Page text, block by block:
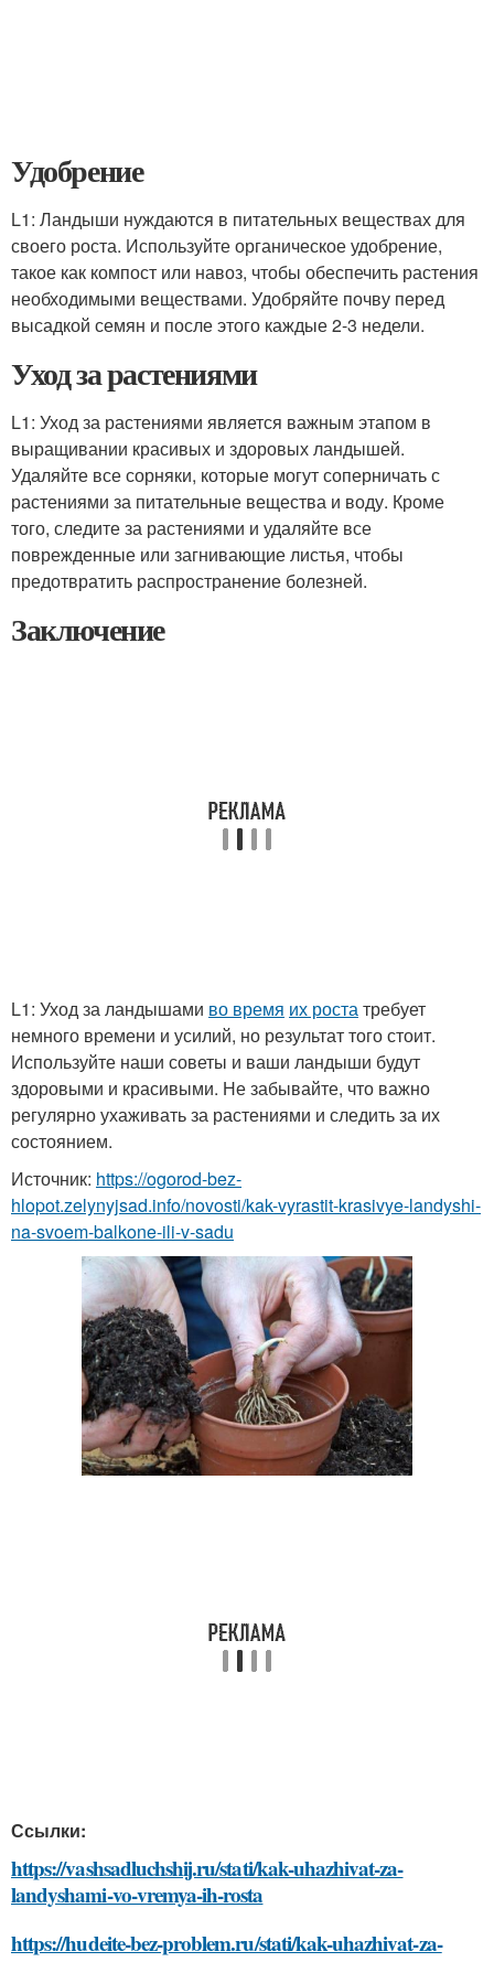
Удобрение
L1: Ландыши нуждаются в питательных веществах для
своего роста. Используйте органическое удобрение,
такое как компост или навоз, чтобы обеспечить растения
необходимыми веществами. Удобряйте почву перед
высадкой семян и после этого каждые 2-3 недели.
Уход за растениями
L1: Уход за растениями является важным этапом в
выращивании красивых и здоровых ландышей.
Удаляйте все сорняки, которые могут соперничать с
растениями за питательные вещества и воду. Кроме
того, следите за растениями и удаляйте все
поврежденные или загнивающие листья, чтобы
предотвратить распространение болезней.
Заключение
L1: Уход за ландышами во время их ростатребует
немного времени и усилий, но результат того стоит.
Используйте наши советы и ваши ландыши будут
здоровыми и красивыми. Не забывайте, что важно
регулярно ухаживать за растениями и следить за их
состоянием.
Источник: https://ogorod-bez-
hlopot.zelynyjsad.info/novosti/kak-vyrastit-krasivye-landyshi-
na-svoem-balkone-ili-v-sadu
Ссылки:
https://vashsadluchshij.ru/stati/kak-uhazhivat-za-
landyshami-vo-vremya-ih-rosta
https://hudeite-bez-problem.ru/stati/kak-uhazhivat-za-